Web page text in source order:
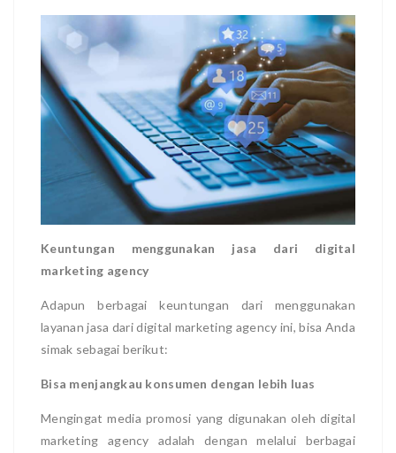
Keuntungan menggunakan jasa dari digital
marketing agency
Adapun berbagai keuntungan dari menggunakan
layanan jasa dari digital marketing agency ini, bisa Anda
simak sebagai berikut:
Bisa menjangkau konsumen dengan lebih luas
Mengingat media promosi yang digunakan oleh digital
marketing agency adalah dengan melalui berbagai